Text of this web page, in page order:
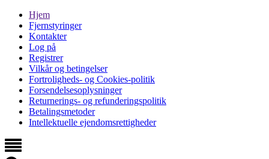
Hjem
Fjernstyringer
Kontakter
Log på
Registrer
Vilkår og betingelser
Fortroligheds- og Cookies-politik
Forsendelsesoplysninger
Returnerings- og refunderingspolitik
Betalingsmetoder
Intellektuelle ejendomsrettigheder